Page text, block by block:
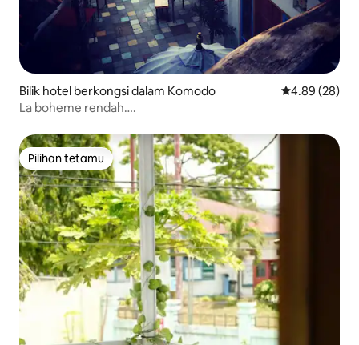
Bilik hotel berkongsi dalam Komodo Penarafan
4.89 (28)
La boheme rendah….
Pilihan tetamu
Pilihan tetamu